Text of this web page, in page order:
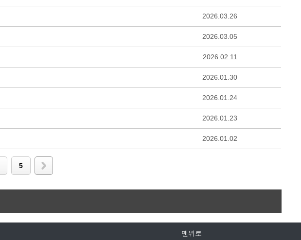
2026.03.26
2026.03.05
2026.02.11
2026.01.30
2026.01.24
2026.01.23
2026.01.02
5
맨위로